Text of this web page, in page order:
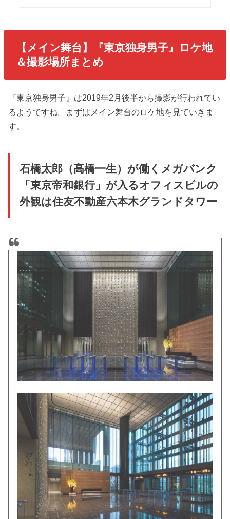
【メイン舞台】『東京独身男子』ロケ地
＆撮影場所まとめ
『東京独身男子』は2019年2月後半から撮影が行われてい
るようですね。まずはメイン舞台のロケ地を見ていきま
す。
石橋太郎（高橋一生）が働くメガバンク
「東京帝和銀行」が入るオフィスビルの
外観は住友不動産六本木グランドタワー